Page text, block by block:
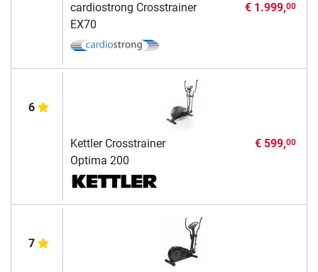
cardiostrong Crosstrainer
EX70
€ 1.999,00
6
Kettler Crosstrainer
Optima 200
€ 599,00
7